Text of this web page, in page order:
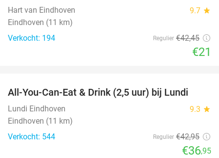
Hart van Eindhoven 9.7 star
Eindhoven (11 km)
Verkocht: 194
Regulier €42,45
€21
All-You-Can-Eat & Drink (2,5 uur) bij Lundi
Lundi Eindhoven 9.3 star
Eindhoven (11 km)
Verkocht: 544
Regulier €42,95
€36,95